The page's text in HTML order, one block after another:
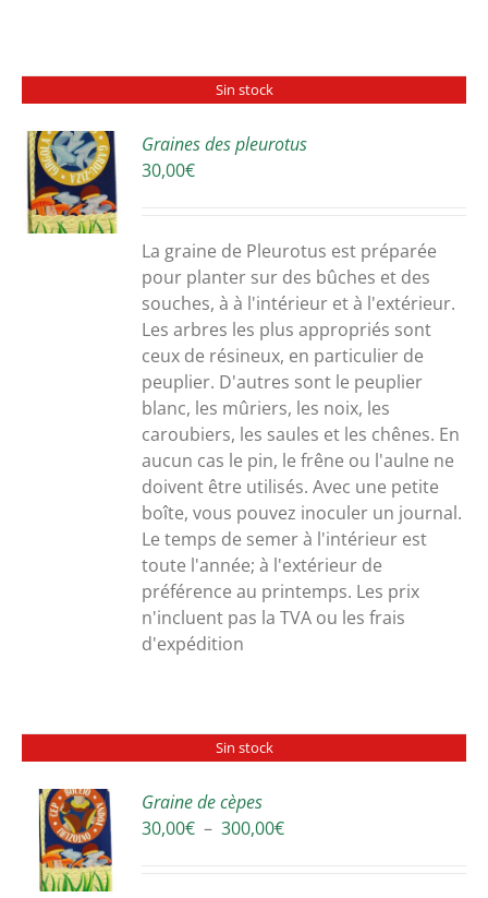
Sin stock
Graines des pleurotus
30,00€
La graine de Pleurotus est préparée
pour planter sur des bûches et des
souches, à à l'intérieur et à l'extérieur.
Les arbres les plus appropriés sont
ceux de résineux, en particulier de
peuplier. D'autres sont le peuplier
blanc, les mûriers, les noix, les
caroubiers, les saules et les chênes. En
aucun cas le pin, le frêne ou l'aulne ne
doivent être utilisés. Avec une petite
boîte, vous pouvez inoculer un journal.
Le temps de semer à l'intérieur est
toute l'année; à l'extérieur de
préférence au printemps. Les prix
n'incluent pas la TVA ou les frais
d'expédition
Sin stock
Graine de cèpes
30,00€ – 300,00€Plage